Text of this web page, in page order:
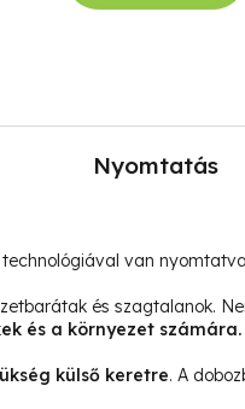
Nyomtatás
technológiával van
és szagtalanok.
és a környezet számára.
külső keretre. A